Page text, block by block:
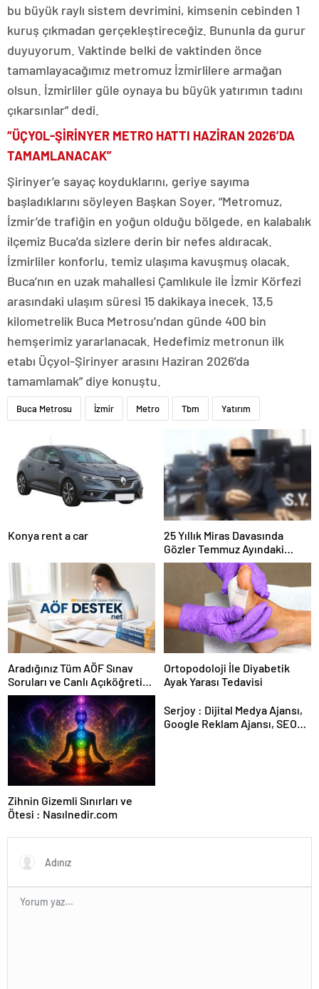
bu büyük raylı sistem devrimini, kimsenin cebinden 1
kuruş çıkmadan gerçekleştireceğiz. Bununla da gurur
duyuyorum. Vaktinde belki de vaktinden önce
tamamlayacağımız metromuz İzmirlilere armağan
olsun. İzmirliler güle oynaya bu büyük yatırımın tadını
çıkarsınlar” dedi.
“ÜÇYOL-ŞİRİNYER METRO HATTI HAZİRAN 2026’DA
TAMAMLANACAK”
Şirinyer’e sayaç koyduklarını, geriye sayıma
başladıklarını söyleyen Başkan Soyer, “Metromuz,
İzmir’de trafiğin en yoğun olduğu bölgede, en kalabalık
ilçemiz Buca’da sizlere derin bir nefes aldıracak.
İzmirliler konforlu, temiz ulaşıma kavuşmuş olacak.
Buca’nın en uzak mahallesi Çamlıkule ile İzmir Körfezi
arasındaki ulaşım süresi 15 dakikaya inecek. 13,5
kilometrelik Buca Metrosu’ndan günde 400 bin
hemşerimiz yararlanacak. Hedefimiz metronun ilk
etabı Üçyol-Şirinyer arasını Haziran 2026’da
tamamlamak” diye konuştu.
Buca Metrosu İzmir Metro Tbm Yatırım
Konya rent a car
25 Yıllık Miras Davasında
Gözler Temmuz Ayındaki
Karar Duruşmasına Çevrildi
Aradığınız Tüm AÖF Sınav
Soruları ve Canlı Açıköğretim
Forumu Burada
Ortopodoloji İle Diyabetik
Ayak Yarası Tedavisi
Zihnin Gizemli Sınırları ve
Ötesi : Nasılnedir.com
Serjoy : Dijital Medya Ajansı,
Google Reklam Ajansı, SEO